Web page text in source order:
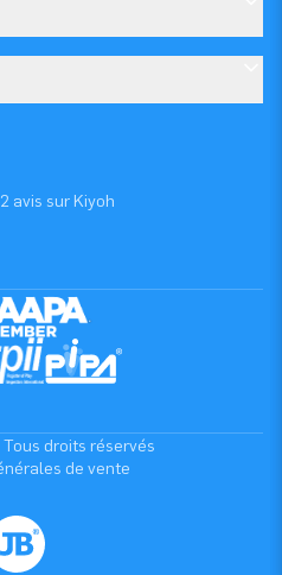
avis sur Kiyoh
droits réservés
de vente